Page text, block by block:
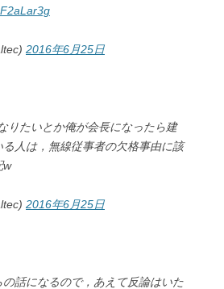
2016年6月25日
りたいとか俺が会長になったら建
人は，無線従事者の欠格事由に該
w
2016年6月25日
話になるので，あえて反論はいた